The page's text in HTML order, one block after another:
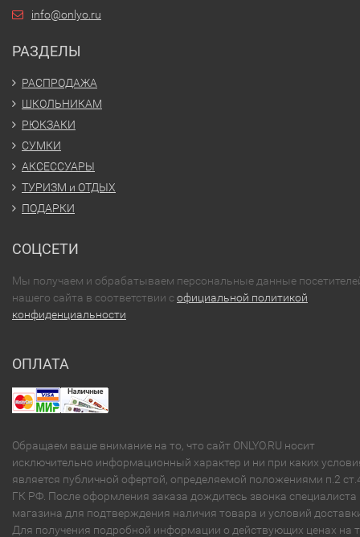
info@onlyo.ru
РАЗДЕЛЫ
РАСПРОДАЖА
ШКОЛЬНИКАМ
РЮКЗАКИ
СУМКИ
АКСЕССУАРЫ
ТУРИЗМ и ОТДЫХ
ПОДАРКИ
СОЦСЕТИ
Мы получаем и обрабатываем персональные данные
нашего сайта в соответствии софициальной политикой
конфиденциальности
ОПЛАТА
Обращаем ваше внимание на то, что сайт ONLYO.RU носит
исключительно информационный характер и ни при каких
является публичной офертой, определяемой положениями п.2
ГК РФ. После оформления заказа дождитесь звонка специалиста
магазина для подтверждения наличия товара и условий
Для получения подробной информации о действующих ценах на